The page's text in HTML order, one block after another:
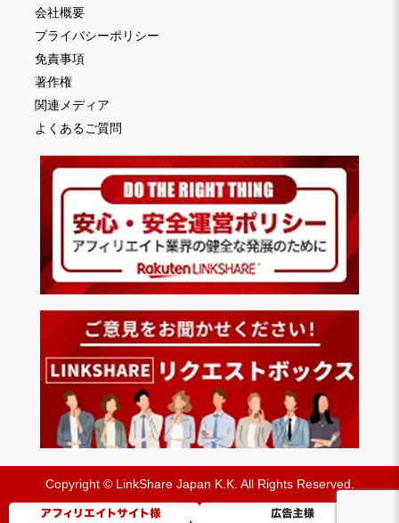
会社概要
プライバシーポリシー
免責事項
著作権
関連メディア
よくあるご質問
Copyright © LinkShare Japan K.K. All Rights Reserved.